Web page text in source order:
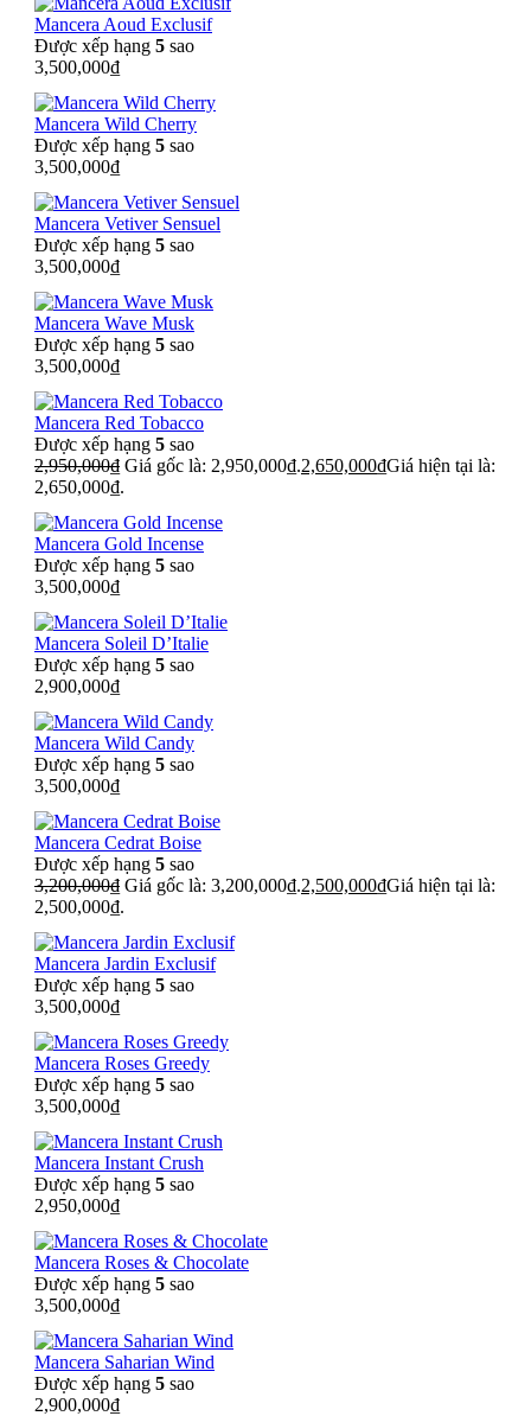
Mancera Aoud Exclusif
Được xếp hạng 5 sao
3,500,000₫
Mancera Wild Cherry
Được xếp hạng 5 sao
3,500,000₫
Mancera Vetiver Sensuel
Được xếp hạng 5 sao
3,500,000₫
Mancera Wave Musk
Được xếp hạng 5 sao
3,500,000₫
Mancera Red Tobacco
Được xếp hạng 5 sao
2,950,000₫ Giá gốc là: 2,950,000₫.2,650,000₫Giá hiện tại là:
2,650,000₫.
Mancera Gold Incense
Được xếp hạng 5 sao
3,500,000₫
Mancera Soleil D’Italie
Được xếp hạng 5 sao
2,900,000₫
Mancera Wild Candy
Được xếp hạng 5 sao
3,500,000₫
Mancera Cedrat Boise
Được xếp hạng 5 sao
3,200,000₫ Giá gốc là: 3,200,000₫.2,500,000₫Giá hiện tại là:
2,500,000₫.
Mancera Jardin Exclusif
Được xếp hạng 5 sao
3,500,000₫
Mancera Roses Greedy
Được xếp hạng 5 sao
3,500,000₫
Mancera Instant Crush
Được xếp hạng 5 sao
2,950,000₫
Mancera Roses & Chocolate
Được xếp hạng 5 sao
3,500,000₫
Mancera Saharian Wind
Được xếp hạng 5 sao
2,900,000₫